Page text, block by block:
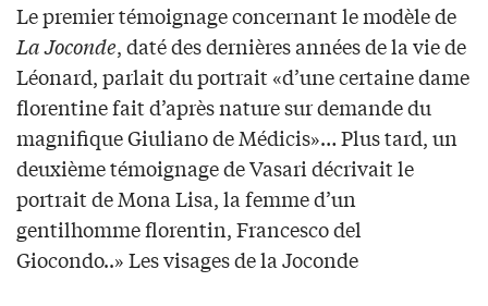
Le premier témoignage concernant le modèle de
La Joconde, daté des dernières années de la vie de
Léonard, parlait du portrait «d’une certaine dame
florentine fait d’après nature sur demande du
magnifique Giuliano de Médicis»… Plus tard, un
deuxième témoignage de Vasari décrivait le
portrait de Mona Lisa, la femme d’un
gentilhomme florentin, Francesco del
Giocondo..» Les visages de la Joconde